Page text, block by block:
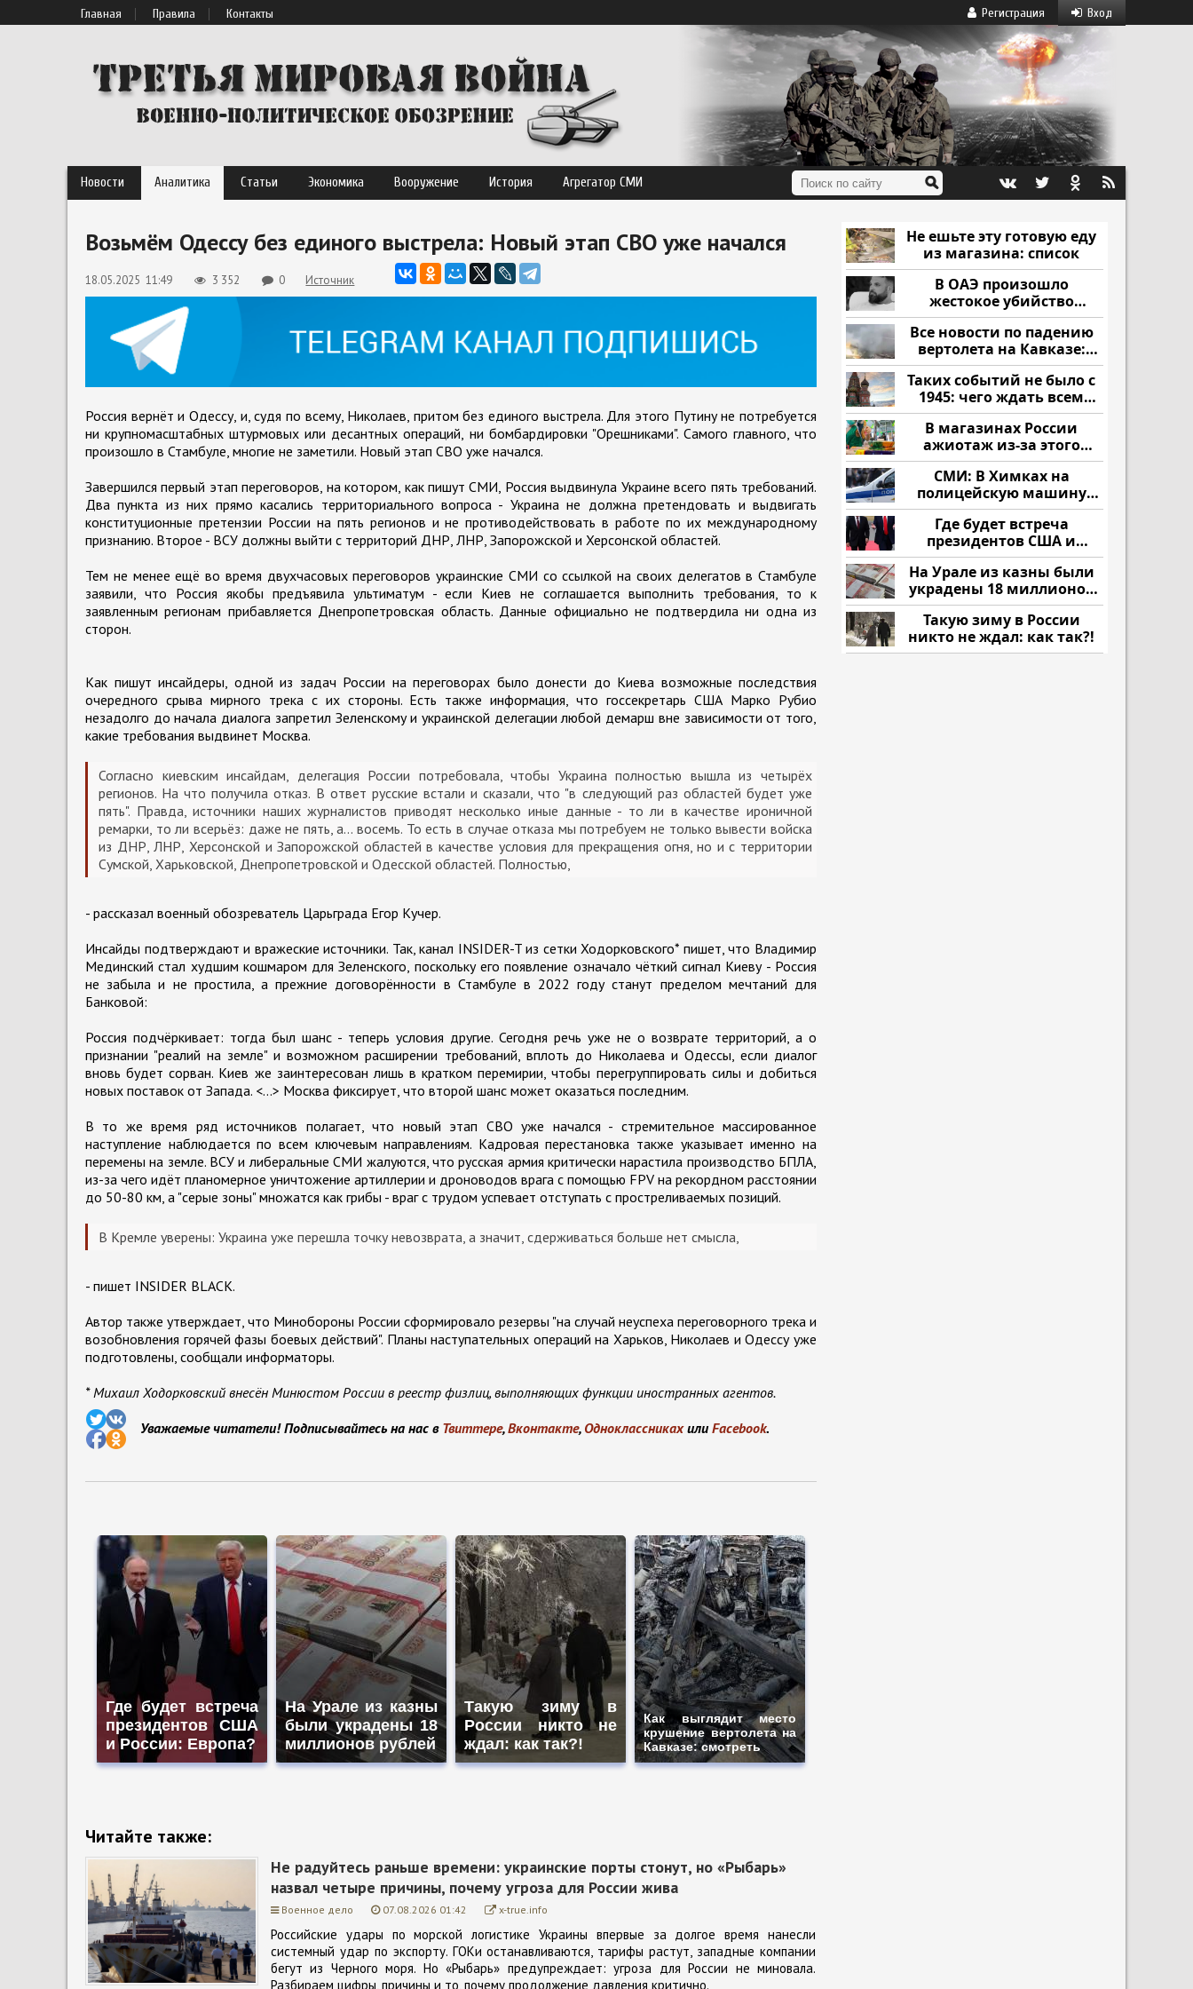
Главная Правила Контакты Вход
Регистрация
Новости Аналитика Статьи Экономика Вооружение История Агрегатор СМИ
Возьмём Одессу без единого выстрела: Новый этап СВО уже начался
18.05.2025 11:49 3 352 0 Источник
Россия вернёт и Одессу, и, судя по всему, Николаев, притом без единого выстрела. Для этого Путину не потребуется
ни крупномасштабных штурмовых или десантных операций, ни бомбардировки "Орешниками". Самого главного, что
произошло в Стамбуле, многие не заметили. Новый этап СВО уже начался.
Завершился первый этап переговоров, на котором, как пишут СМИ, Россия выдвинула Украине всего пять требований.
Два пункта из них прямо касались территориального вопроса - Украина не должна претендовать и выдвигать
конституционные претензии России на пять регионов и не противодействовать в работе по их международному
признанию. Второе - ВСУ должны выйти с территорий ДНР, ЛНР, Запорожской и Херсонской областей.
Тем не менее ещё во время двухчасовых переговоров украинские СМИ со ссылкой на своих делегатов в Стамбуле
заявили, что Россия якобы предъявила ультиматум - если Киев не соглашается выполнить требования, то к
заявленным регионам прибавляется Днепропетровская область. Данные официально не подтвердила ни одна из
сторон.
Как пишут инсайдеры, одной из задач России на переговорах было донести до Киева возможные последствия
очередного срыва мирного трека с их стороны. Есть также информация, что госсекретарь США Марко Рубио
незадолго до начала диалога запретил Зеленскому и украинской делегации любой демарш вне зависимости от того,
какие требования выдвинет Москва.
Согласно киевским инсайдам, делегация России потребовала, чтобы Украина полностью вышла из четырёх
регионов. На что получила отказ. В ответ русские встали и сказали, что "в следующий раз областей будет уже
пять". Правда, источники наших журналистов приводят несколько иные данные - то ли в качестве ироничной
ремарки, то ли всерьёз: даже не пять, а... восемь. То есть в случае отказа мы потребуем не только вывести войска
из ДНР, ЛНР, Херсонской и Запорожской областей в качестве условия для прекращения огня, но и с территории
Сумской, Харьковской, Днепропетровской и Одесской областей. Полностью,
- рассказал военный обозреватель Царьграда Егор Кучер.
Инсайды подтверждают и вражеские источники. Так, канал INSIDER-T из сетки Ходорковского* пишет, что Владимир
Мединский стал худшим кошмаром для Зеленского, поскольку его появление означало чёткий сигнал Киеву - Россия
не забыла и не простила, а прежние договорённости в Стамбуле в 2022 году станут пределом мечтаний для
Банковой:
Россия подчёркивает: тогда был шанс - теперь условия другие. Сегодня речь уже не о возврате территорий, а о
признании "реалий на земле" и возможном расширении требований, вплоть до Николаева и Одессы, если диалог
вновь будет сорван. Киев же заинтересован лишь в кратком перемирии, чтобы перегруппировать силы и добиться
новых поставок от Запада. <...> Москва фиксирует, что второй шанс может оказаться последним.
В то же время ряд источников полагает, что новый этап СВО уже начался - стремительное массированное
наступление наблюдается по всем ключевым направлениям. Кадровая перестановка также указывает именно на
перемены на земле. ВСУ и либеральные СМИ жалуются, что русская армия критически нарастила производство БПЛА,
из-за чего идёт планомерное уничтожение артиллерии и дроноводов врага с помощью FPV на рекордном расстоянии
до 50-80 км, а "серые зоны" множатся как грибы - враг с трудом успевает отступать с простреливаемых позиций.
В Кремле уверены: Украина уже перешла точку невозврата, а значит, сдерживаться больше нет смысла,
- пишет INSIDER BLACK.
Автор также утверждает, что Минобороны России сформировало резервы "на случай неуспеха переговорного трека и
возобновления горячей фазы боевых действий". Планы наступательных операций на Харьков, Николаев и Одессу уже
подготовлены, сообщали информаторы.
* Михаил Ходорковский внесён Минюстом России в реестр физлиц, выполняющих функции иностранных агентов.
Уважаемые читатели! Подписывайтесь на нас в Твиттере,Вконтакте, Одноклассникахили Facebook.
Где будет встреча
президентов США
и России: Европа?
На Урале из казны
были украдены 18
миллионов рублей
Такую зиму в
России никто не
ждал: как так?!
Как выглядит место
крушение вертолета на
Кавказе: смотреть
Читайте также:
Не радуйтесь раньше времени: украинские порты стонут, но «Рыбарь»
назвал четыре причины, почему угроза для России жива
Военное дело 07.08.2026 01:42 x-true.info
Российские удары по морской логистике Украины впервые за долгое время нанесли
системный удар по экспорту. ГОКи останавливаются, тарифы растут, западные компании
бегут из Черного моря. Но «Рыбарь» предупреждает: угроза для России не миновала.
Разбираем цифры, причины и то, почему продолжение давления критично.
Не ешьте эту готовую еду
из магазина: список
В ОАЭ произошло
жестокое убийство
криптомиллионера
Все новости по падению
вертолета на Кавказе:
читать здесь
Таких событий не было с
1945: чего ждать всем
нам?
В магазинах России
ажиотаж из-за этого
продукта: что купить?
СМИ: В Химках на
полицейскую машину
напали и подожгли.
Где будет встреча
президентов США и
России: Европа?
На Урале из казны были
украдены 18 миллионов
рублей
Такую зиму в России
никто не ждал: как так?!